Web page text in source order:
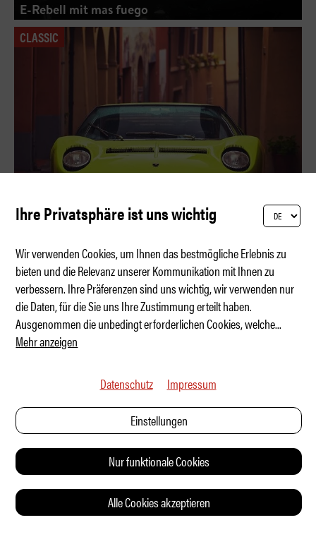
E-Rebell mit mas fuego
CLASSIC
«Das schönste Auto, das je gebaut wurde»
Ihre Privatsphäre ist uns wichtig
Wir verwenden Cookies, um Ihnen das bestmögliche Erlebnis zu
bieten und die Relevanz unserer Kommunikation mit Ihnen zu
verbessern. Ihre Präferenzen sind uns wichtig, wir verwenden nur
die Daten, für die Sie uns Ihre Zustimmung erteilt haben.
Ausgenommen die unbedingt erforderlichen Cookies, welche...
Mehr anzeigen
Datenschutz Impressum
Einstellungen
Nur funktionale Cookies
Alle Cookies akzeptieren